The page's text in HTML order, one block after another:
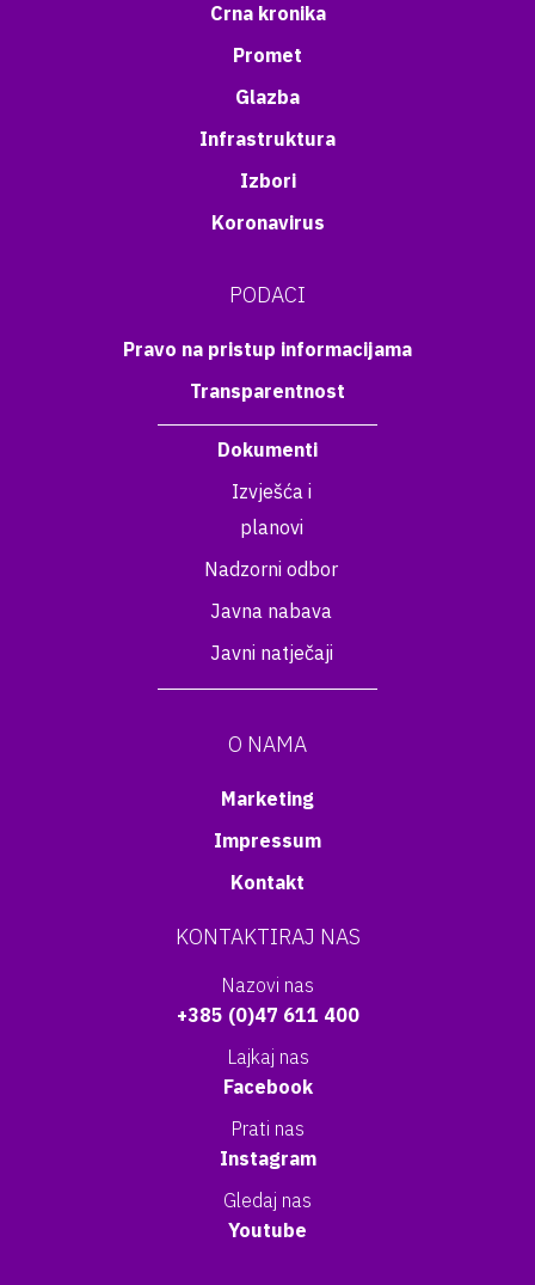
Crna kronika
Promet
Glazba
Infrastruktura
Izbori
Koronavirus
PODACI
Pravo na pristup informacijama
Transparentnost
Dokumenti
Izvješća i
planovi
Nadzorni odbor
Javna nabava
Javni natječaji
O NAMA
Marketing
Impressum
Kontakt
KONTAKTIRAJ NAS
Nazovi nas
+385 (0)47 611 400
Lajkaj nas
Facebook
Prati nas
Instagram
Gledaj nas
Youtube